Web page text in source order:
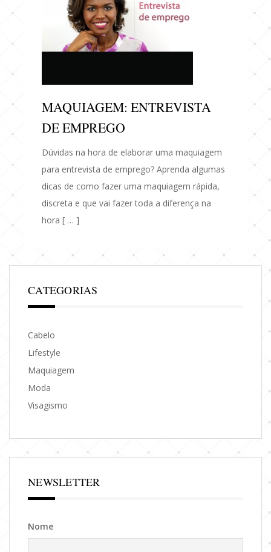
MAQUIAGEM: ENTREVISTA
DE EMPREGO
Dúvidas na hora de elaborar uma maquiagem
para entrevista de emprego? Aprenda algumas
dicas de como fazer uma maquiagem rápida,
discreta e que vai fazer toda a diferença na
hora [ … ]
CATEGORIAS
Cabelo
Lifestyle
Maquiagem
Moda
Visagismo
NEWSLETTER
Nome